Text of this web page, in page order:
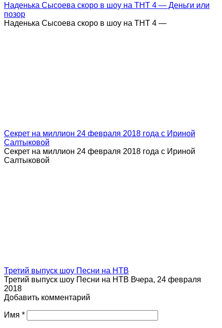
Наденька Сысоева скоро в шоу на ТНТ 4 — Деньги или
позор
Наденька Сысоева скоро в шоу на ТНТ 4 —
Секрет на миллион 24 февраля 2018 года с Ириной
Салтыковой
Секрет на миллион 24 февраля 2018 года с Ириной
Салтыковой
Третий выпуск шоу Песни на НТВ
Третий выпуск шоу Песни на НТВ Вчера, 24 февраля
2018
Добавить комментарий
Имя *